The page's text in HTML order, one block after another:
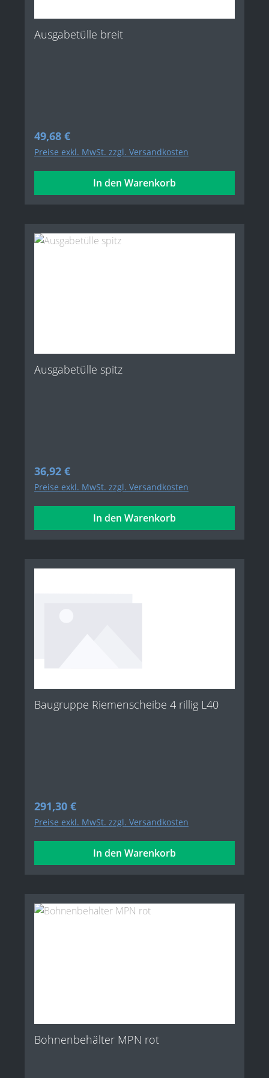
Ausgabetülle breit
Regulärer Preis:
49,68 €
Preise exkl. MwSt. zzgl. Versandkosten
In den Warenkorb
Ausgabetülle spitz
Regulärer Preis:
36,92 €
Preise exkl. MwSt. zzgl. Versandkosten
In den Warenkorb
Baugruppe Riemenscheibe 4 rillig L40
Regulärer Preis:
291,30 €
Preise exkl. MwSt. zzgl. Versandkosten
In den Warenkorb
Bohnenbehälter MPN rot